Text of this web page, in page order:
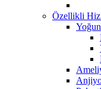
Özellikli